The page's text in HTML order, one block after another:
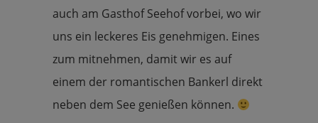
auch am Gasthof Seehof vorbei, wo wir
uns ein leckeres Eis genehmigen. Eines
zum mitnehmen, damit wir es auf
einem der romantischen Bankerl direkt
neben dem See genießen können.